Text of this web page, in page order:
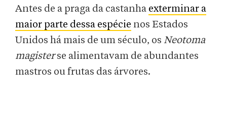
Antes de a praga da castanha exterminar a
maior parte dessa espécie nos Estados
Unidos há mais de um século, os Neotoma
magisterse alimentavam de abundantes
mastros ou frutas das árvores.